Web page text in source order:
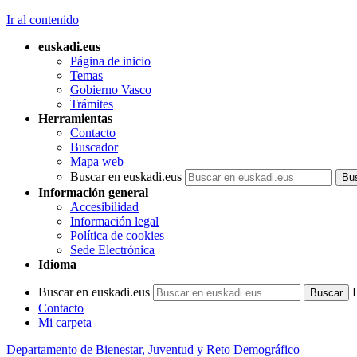
Ir al contenido
euskadi.eus
Página de inicio
Temas
Gobierno Vasco
Trámites
Herramientas
Contacto
Buscador
Mapa web
Buscar en euskadi.eus
Información general
Accesibilidad
Información legal
Política de cookies
Sede Electrónica
Idioma
Buscar en euskadi.eus
Contacto
Mi carpeta
Departamento de Bienestar, Juventud y Reto Demográfico